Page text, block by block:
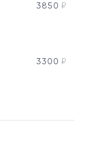
3850 ₽
3300 ₽